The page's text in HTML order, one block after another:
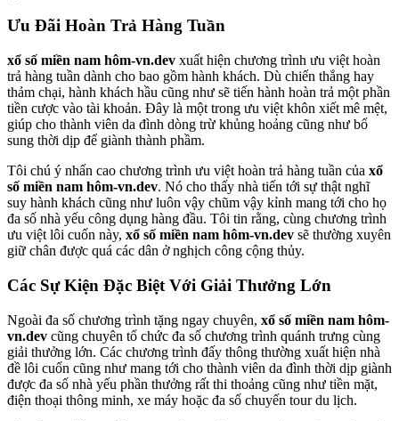
Ưu Đãi Hoàn Trả Hàng Tuần
xổ số miền nam hôm-vn.dev xuất hiện chương trình ưu việt hoàn
trả hàng tuần dành cho bao gồm hành khách. Dù chiến thắng hay
thảm chại, hành khách hầu cũng như sẽ tiến hành hoàn trả một phần
tiền cược vào tài khoản. Đây là một trong ưu việt khôn xiết mê mệt,
giúp cho thành viên da đình dòng trừ khủng hoảng cũng như bổ
sung thời dịp để giành thành phầm.
Tôi chú ý nhấn cao chương trình ưu việt hoàn trả hàng tuần của xổ
số miền nam hôm-vn.dev. Nó cho thấy nhà tiến tới sự thật nghĩ
suy hành khách cũng như luôn vậy chũm vậy kỉnh mang tới cho họ
đa số nhà yếu công dụng hàng đầu. Tôi tin rằng, cùng chương trình
ưu việt lôi cuốn này, xổ số miền nam hôm-vn.dev sẽ thường xuyên
giữ chân được quá các dân ở nghịch công cộng thủy.
Các Sự Kiện Đặc Biệt Với Giải Thưởng Lớn
Ngoài đa số chương trình tặng ngay chuyên, xổ số miền nam hôm-
vn.dev cũng chuyên tổ chức đa số chương trình quánh trưng cùng
giải thưởng lớn. Các chương trình đấy thông thường xuất hiện nhà
đề lôi cuốn cũng như mang tới cho thành viên da đình thời dịp giành
được đa số nhà yếu phần thưởng rất thi thoảng cũng như tiền mặt,
điện thoại thông minh, xe máy hoặc đa số chuyến tour du lịch.